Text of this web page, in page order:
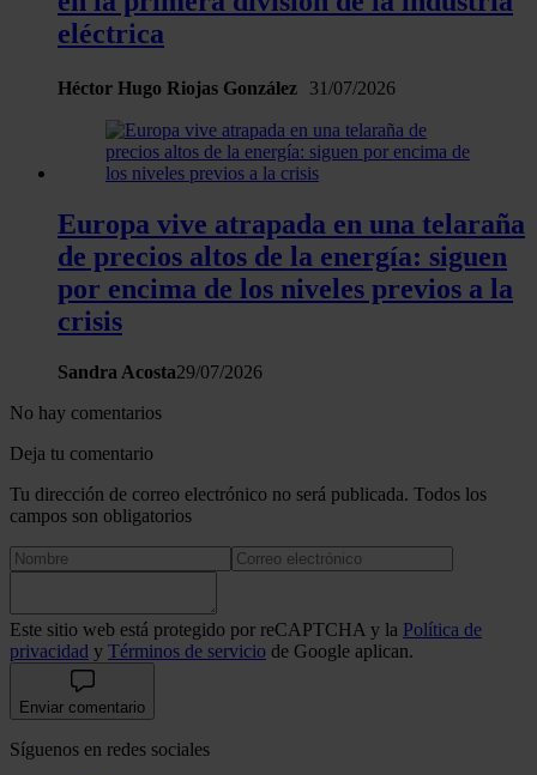
eléctrica
Héctor Hugo Riojas González 31/07/2026
Europa vive atrapada en una telaraña
de precios altos de la energía: siguen
por encima de los niveles previos a la
crisis
Sandra Acosta29/07/2026
No hay comentarios
Deja tu comentario
Tu dirección de correo electrónico no será publicada. Todos los
campos son obligatorios
Este sitio web está protegido por reCAPTCHA y la Política de
privacidad y Términos de servicio de Google aplican.
Enviar comentario
Síguenos en redes sociales